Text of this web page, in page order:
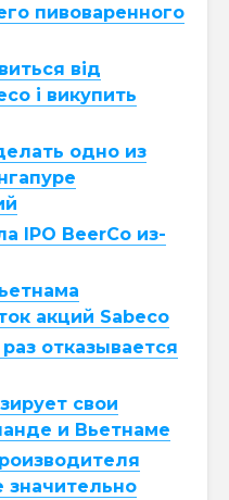
пивоваренного
від
і викупить
одно из
IPO BeerCo из-
акций Sabeco
отказывается
свои
и Вьетнаме
значительно